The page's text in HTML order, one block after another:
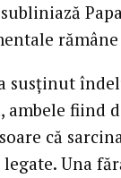
rămâne
susţinut
fiind
că
Una